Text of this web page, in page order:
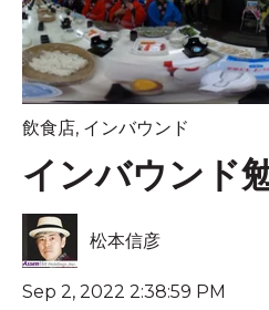
飲食店, インバウンド
インバウンド
松本信彦
Sep 2, 2022 2:38:59 PM